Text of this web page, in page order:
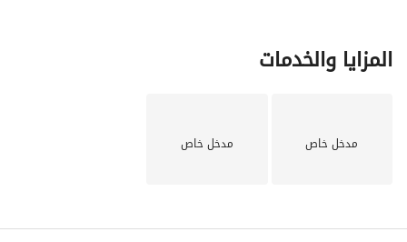
المزايا والخدمات
مدخل خاص مدخل خاص